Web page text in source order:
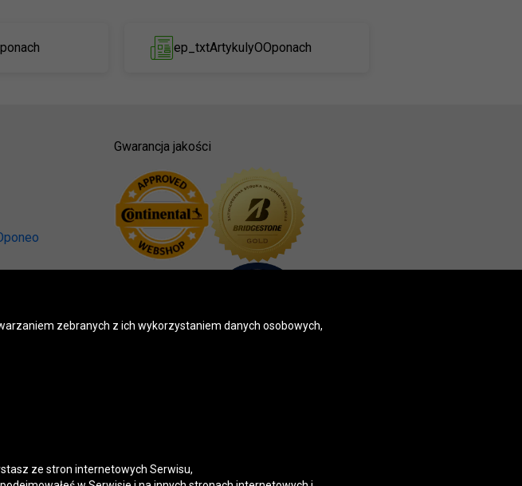
ep_txtArtykulyOOponach
Gwarancja jakości
zebranych z ich wykorzystaniem danych osobowych,
ze stron internetowych Serwisu,